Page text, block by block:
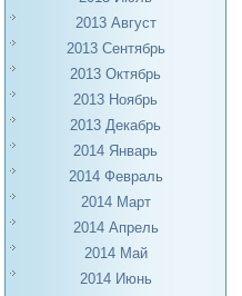
2013 Август
2013 Сентябрь
2013 Октябрь
2013 Ноябрь
2013 Декабрь
2014 Январь
2014 Февраль
2014 Март
2014 Апрель
2014 Май
2014 Июнь